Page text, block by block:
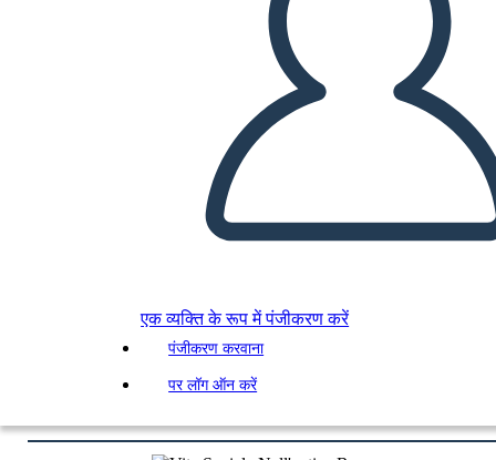
एक व्यक्ति के रूप में पंजीकरण करें
पंजीकरण करवाना
पर लॉग ऑन करें